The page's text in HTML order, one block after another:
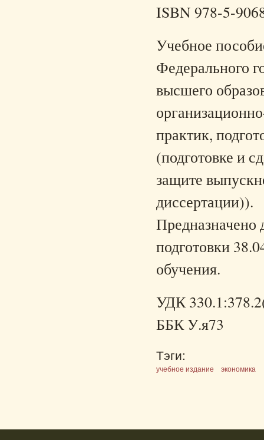
ISBN 978-5-
Учебное
Федерального
высшего
практик,
(подготовке и
защите
диссертации)).
Предназначено
подготовки
обучения.
УДК
ББК У.я73
Тэги:
учебное издание экономика